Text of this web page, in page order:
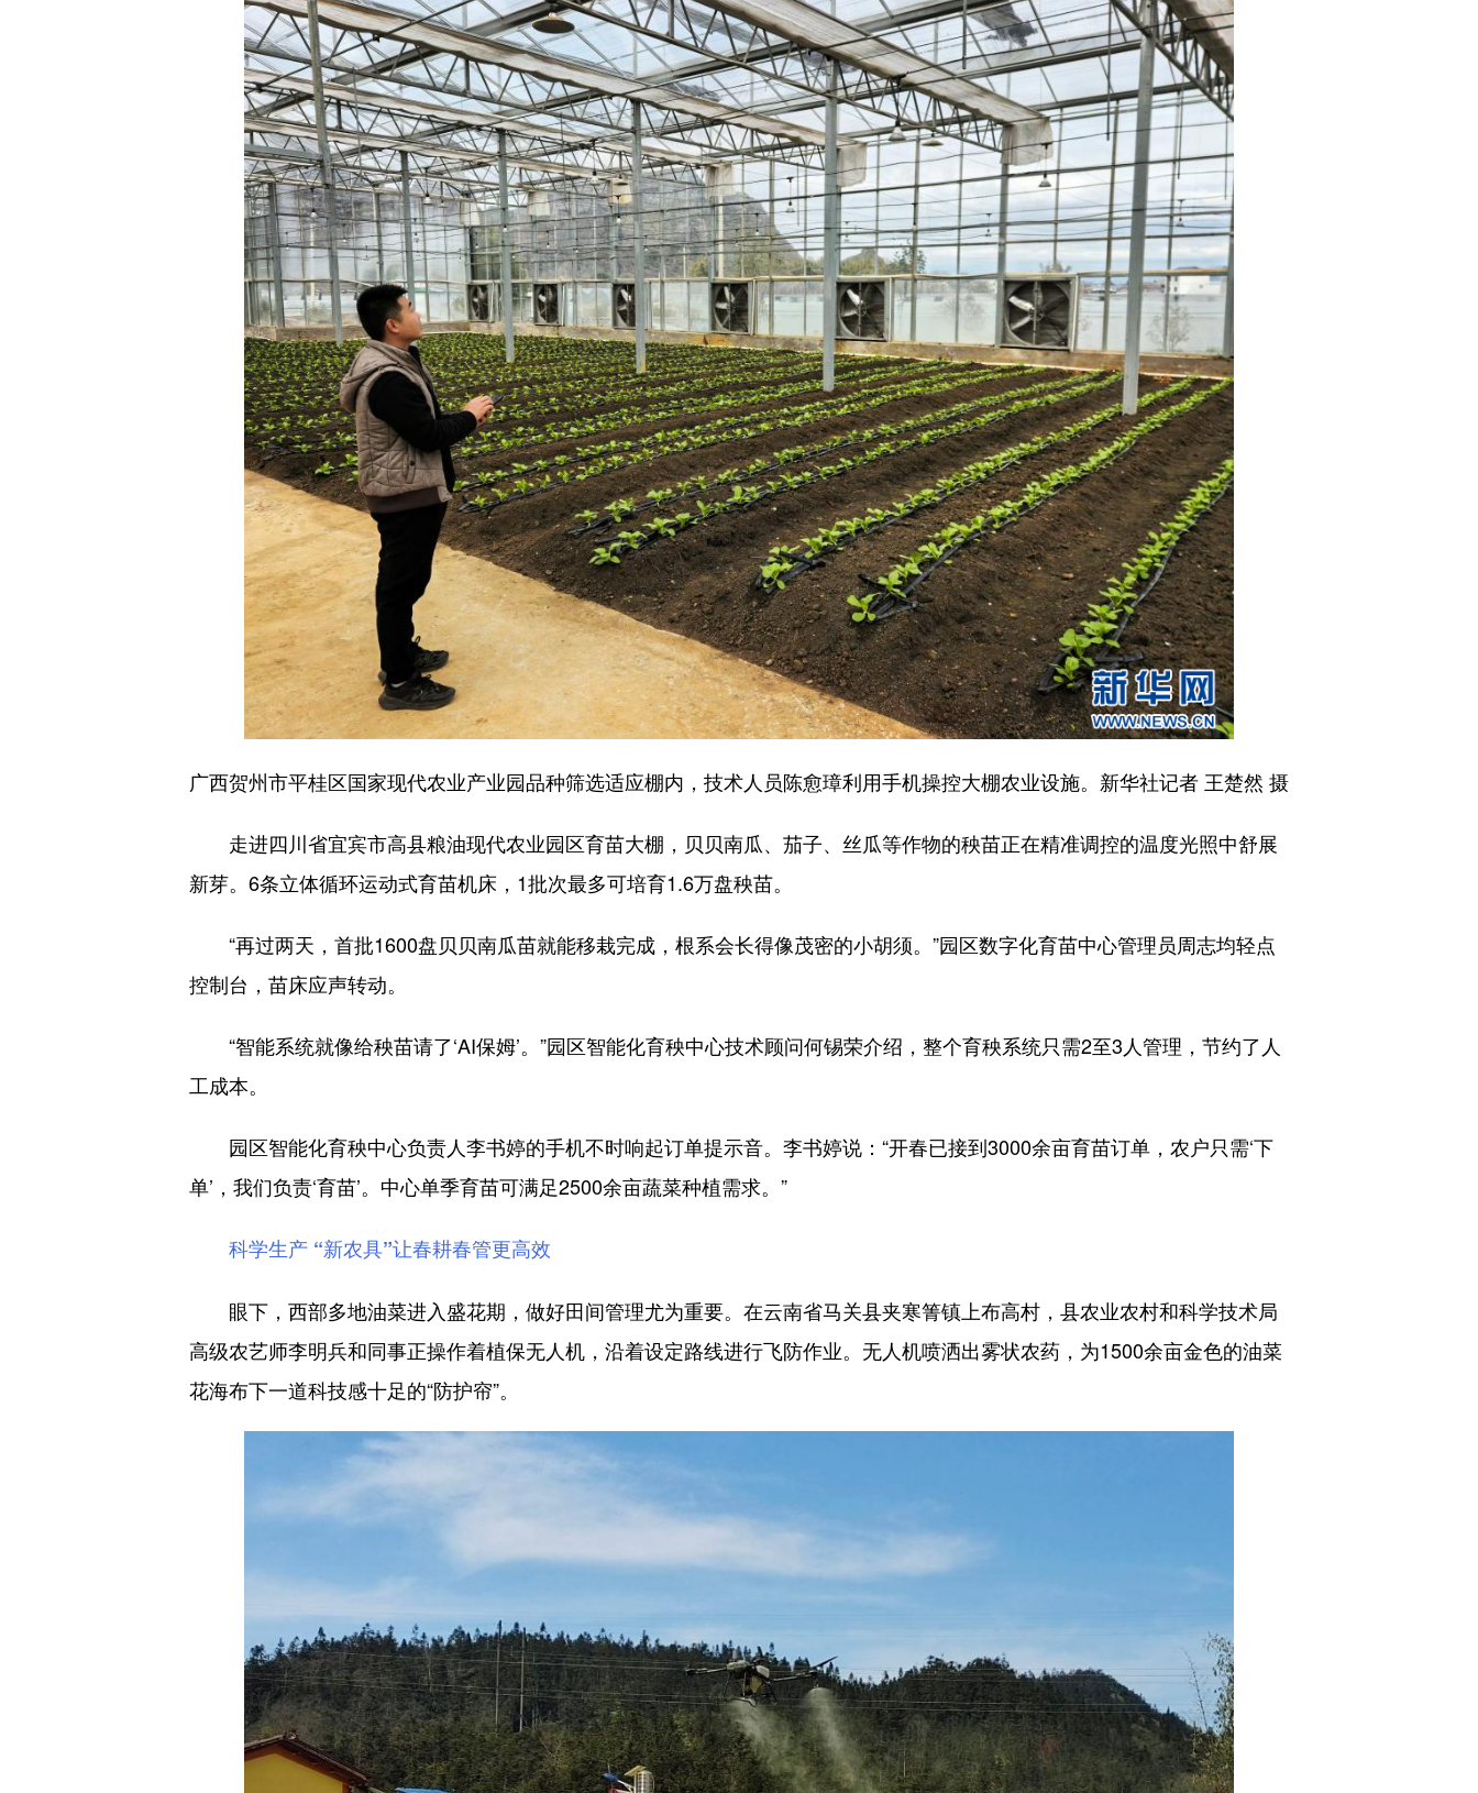
广西贺州市平桂区国家现代农业产业园品种筛选适应棚内，技术人员陈愈璋利用手机操控大棚农业设施。新华社记者 王楚然 摄
走进四川省宜宾市高县粮油现代农业园区育苗大棚，贝贝南瓜、茄子、丝瓜等作物的秧苗正在精准调控的温度光照中舒展
新芽。6条立体循环运动式育苗机床，1批次最多可培育1.6万盘秧苗。
“再过两天，首批1600盘贝贝南瓜苗就能移栽完成，根系会长得像茂密的小胡须。”园区数字化育苗中心管理员周志均轻点
控制台，苗床应声转动。
“智能系统就像给秧苗请了‘AI保姆’。”园区智能化育秧中心技术顾问何锡荣介绍，整个育秧系统只需2至3人管理，节约了人
工成本。
园区智能化育秧中心负责人李书婷的手机不时响起订单提示音。李书婷说：“开春已接到3000余亩育苗订单，农户只需‘下
单’，我们负责‘育苗’。中心单季育苗可满足2500余亩蔬菜种植需求。”
科学生产 “新农具”让春耕春管更高效
眼下，西部多地油菜进入盛花期，做好田间管理尤为重要。在云南省马关县夹寒箐镇上布高村，县农业农村和科学技术局
高级农艺师李明兵和同事正操作着植保无人机，沿着设定路线进行飞防作业。无人机喷洒出雾状农药，为1500余亩金色的油菜
花海布下一道科技感十足的“防护帘”。